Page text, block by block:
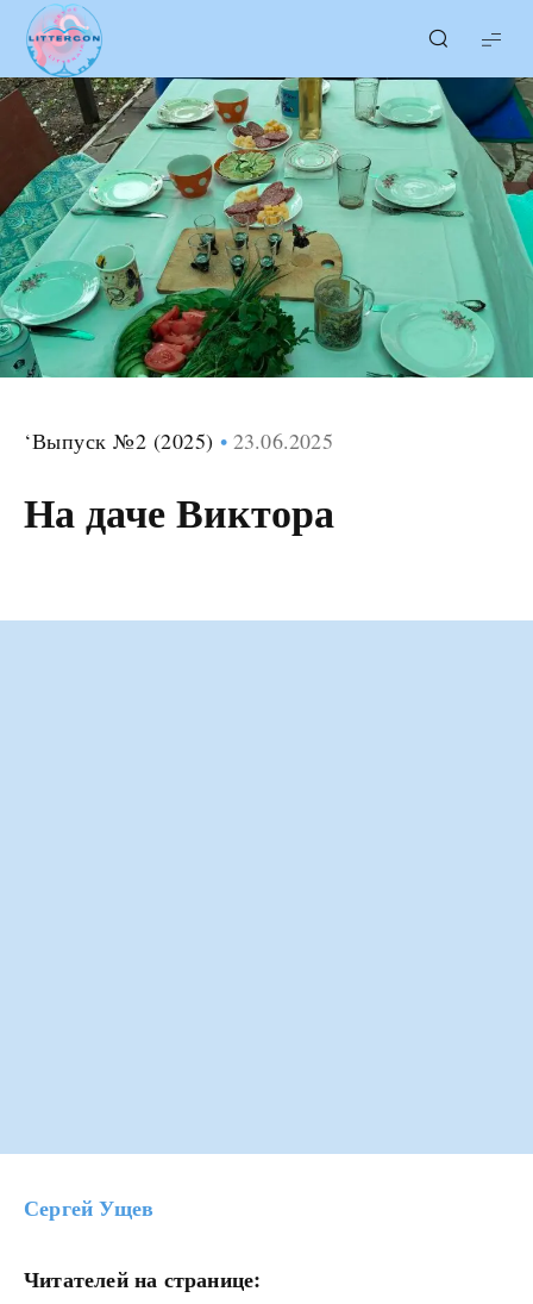
LITTERcon
‘Выпуск №2 (2025) 23.06.2025
На даче Виктора
Сергей Ущев
Читателей на странице: